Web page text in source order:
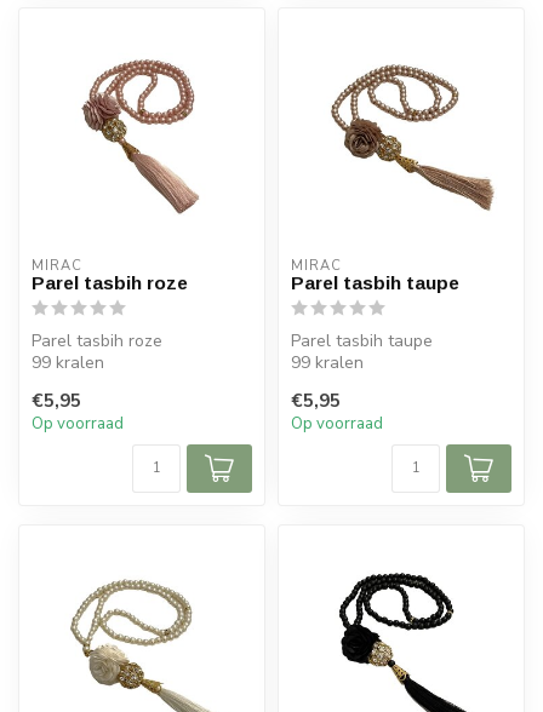
MIRAC
Parel tasbih roze
Parel tasbih roze
99 kralen
€5,95
Op voorraad
MIRAC
Parel tasbih taupe
Parel tasbih taupe
99 kralen
€5,95
Op voorraad